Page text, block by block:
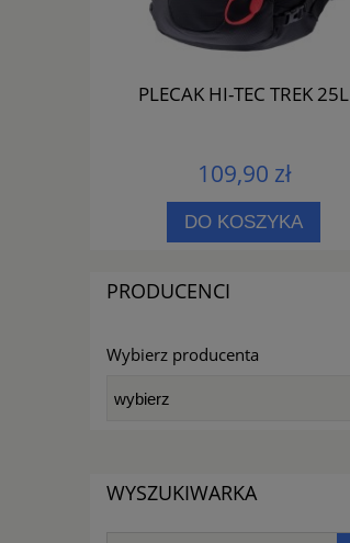
PLECAK HI-TEC TREK 25L
109,90 zł
DO KOSZYKA
PRODUCENCI
Wybierz producenta
WYSZUKIWARKA